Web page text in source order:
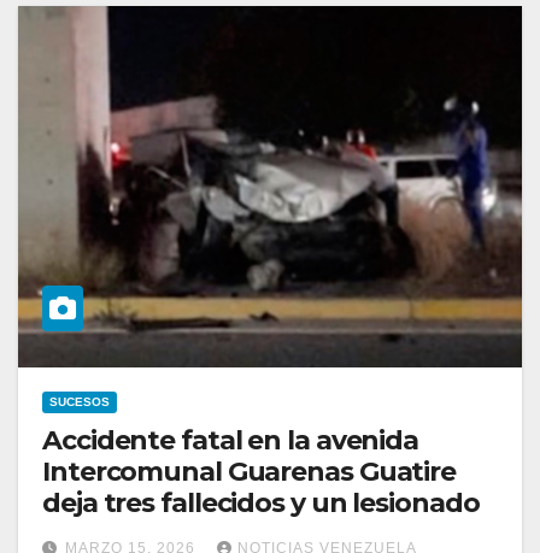
SUCESOS
Accidente fatal en la avenida
Intercomunal Guarenas Guatire
deja tres fallecidos y un lesionado
MARZO 15, 2026 NOTICIAS VENEZUELA